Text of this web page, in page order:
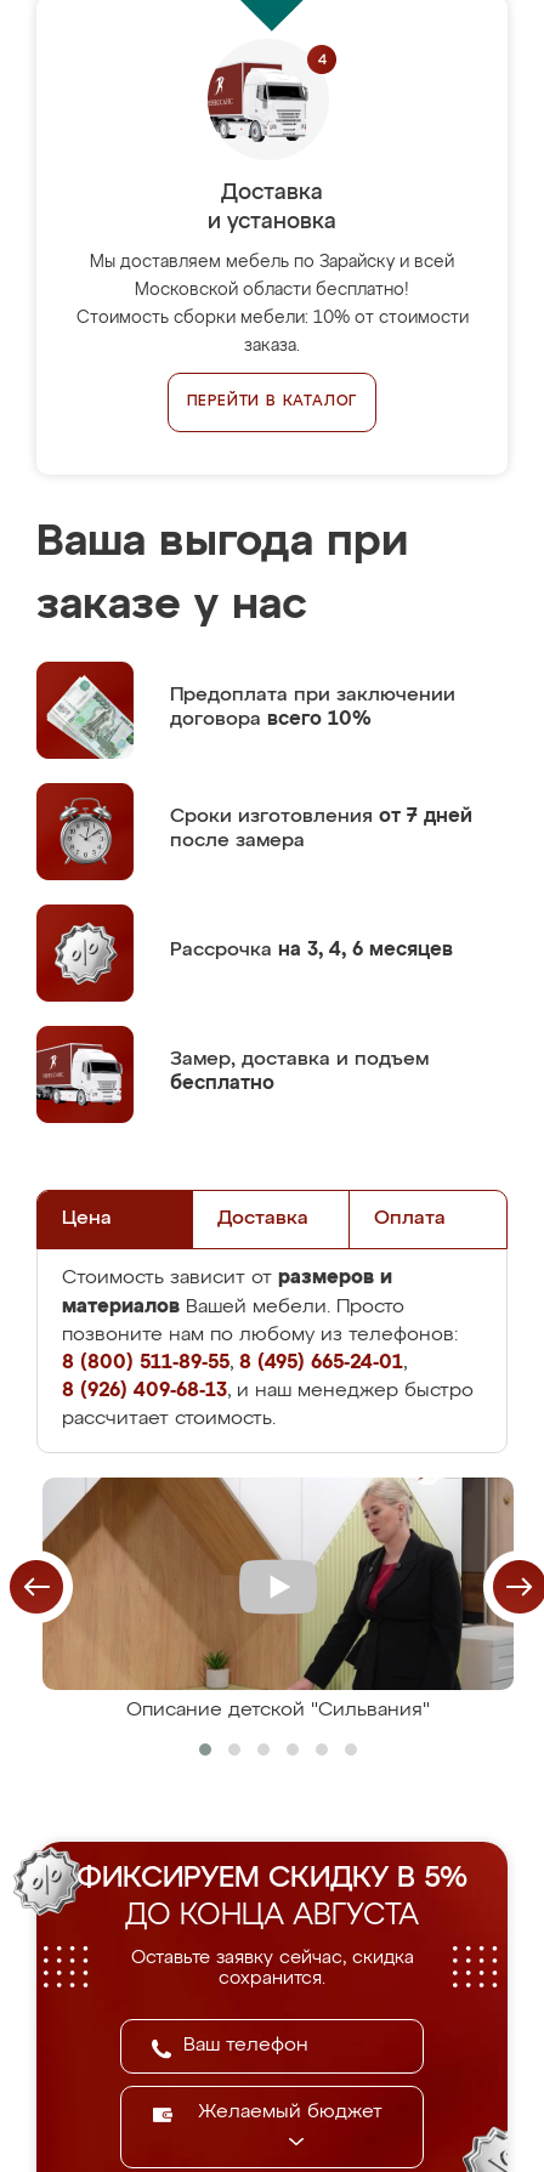
Доставка
и установка
Мы доставляем мебель по Зарайску и всей
Московской области бесплатно!
Стоимость сборки мебели: 10% от стоимости
заказа.
ПЕРЕЙТИ В КАТАЛОГ
Ваша выгода при
заказе у нас
Предоплата при заключении
договора всего 10%
Сроки изготовления от 7 дней
после замера
Рассрочка на 3, 4, 6 месяцев
Замер, доставка и подъем
бесплатно
Цена Доставка Оплата
Стоимость зависит от размеров и
материалов Вашей мебели. Просто
позвоните нам по любому из телефонов:
8 (800) 511-89-55, 8 (495) 665-24-01,
8 (926) 409-68-13, и наш менеджер быстро
рассчитает стоимость.
Описание детской "Сильвания"
ФИКСИРУЕМ СКИДКУ В 5%
ДО КОНЦА АВГУСТА
Оставьте заявку сейчас, скидка
сохранится.
Желаемый бюджет